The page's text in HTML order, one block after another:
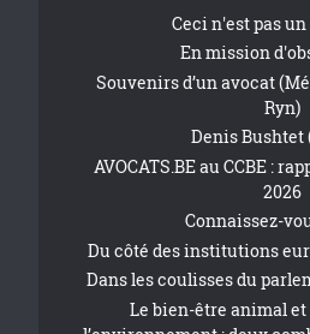
Ceci n'est pas
En mission
Souvenirs d’un avocat
Ryn)
Denis Bushtet
AVOCATS.BE au CCBE :
2026
Connaissez-
Du côté des institutions
Dans les coulisses du
Le bien-être animal